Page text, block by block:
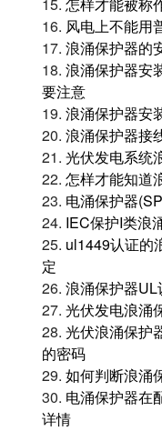
15. 怎样才能被称
16. 风电上不能用
17. 浪涌保护器的
18. 浪涌保护器安
要注意
19. 浪涌保护器安
20. 浪涌保护器接
21. 光伏发电系统
22. 怎样才能知道
23. 电涌保护器
24. IEC保护I类浪
25. ul1449认证的
定
26. 浪涌保护器
27. 光伏发电浪涌
28. 光伏浪涌保护
的密码
29. 如何判断浪涌
30. 电涌保护器在
详情